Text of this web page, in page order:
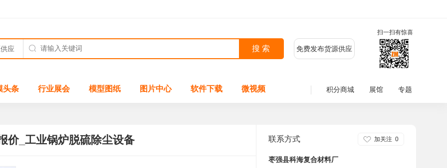
免费发布货源供应
扫一扫有惊喜
头条 行业展会 模型图纸 图片中心 软件下载 微视频 积分商城 展馆 专题
价_工业锅炉脱硫除尘设备 联系方式 加关注 0
枣强县科海复合材料厂